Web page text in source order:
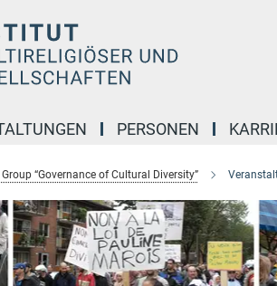
PERSONEN
“Governance of Cultural Diversity”